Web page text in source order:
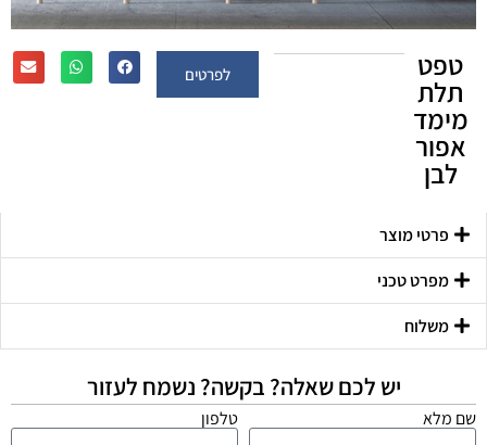
טפט
תלת
מימד
אפור
לבן
לפרטים
פרטי מוצר
מפרט טכני
משלוח
יש לכם שאלה? בקשה? נשמח לעזור
שם מלא טלפון